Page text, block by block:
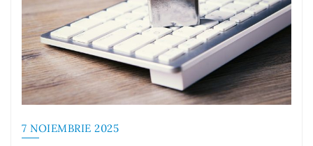
7 NOIEMBRIE 2025